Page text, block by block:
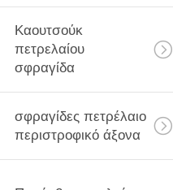
Καουτσούκ
πετρελαίου
σφραγίδα
σφραγίδες πετρέλαιο
περιστροφικό άξονα